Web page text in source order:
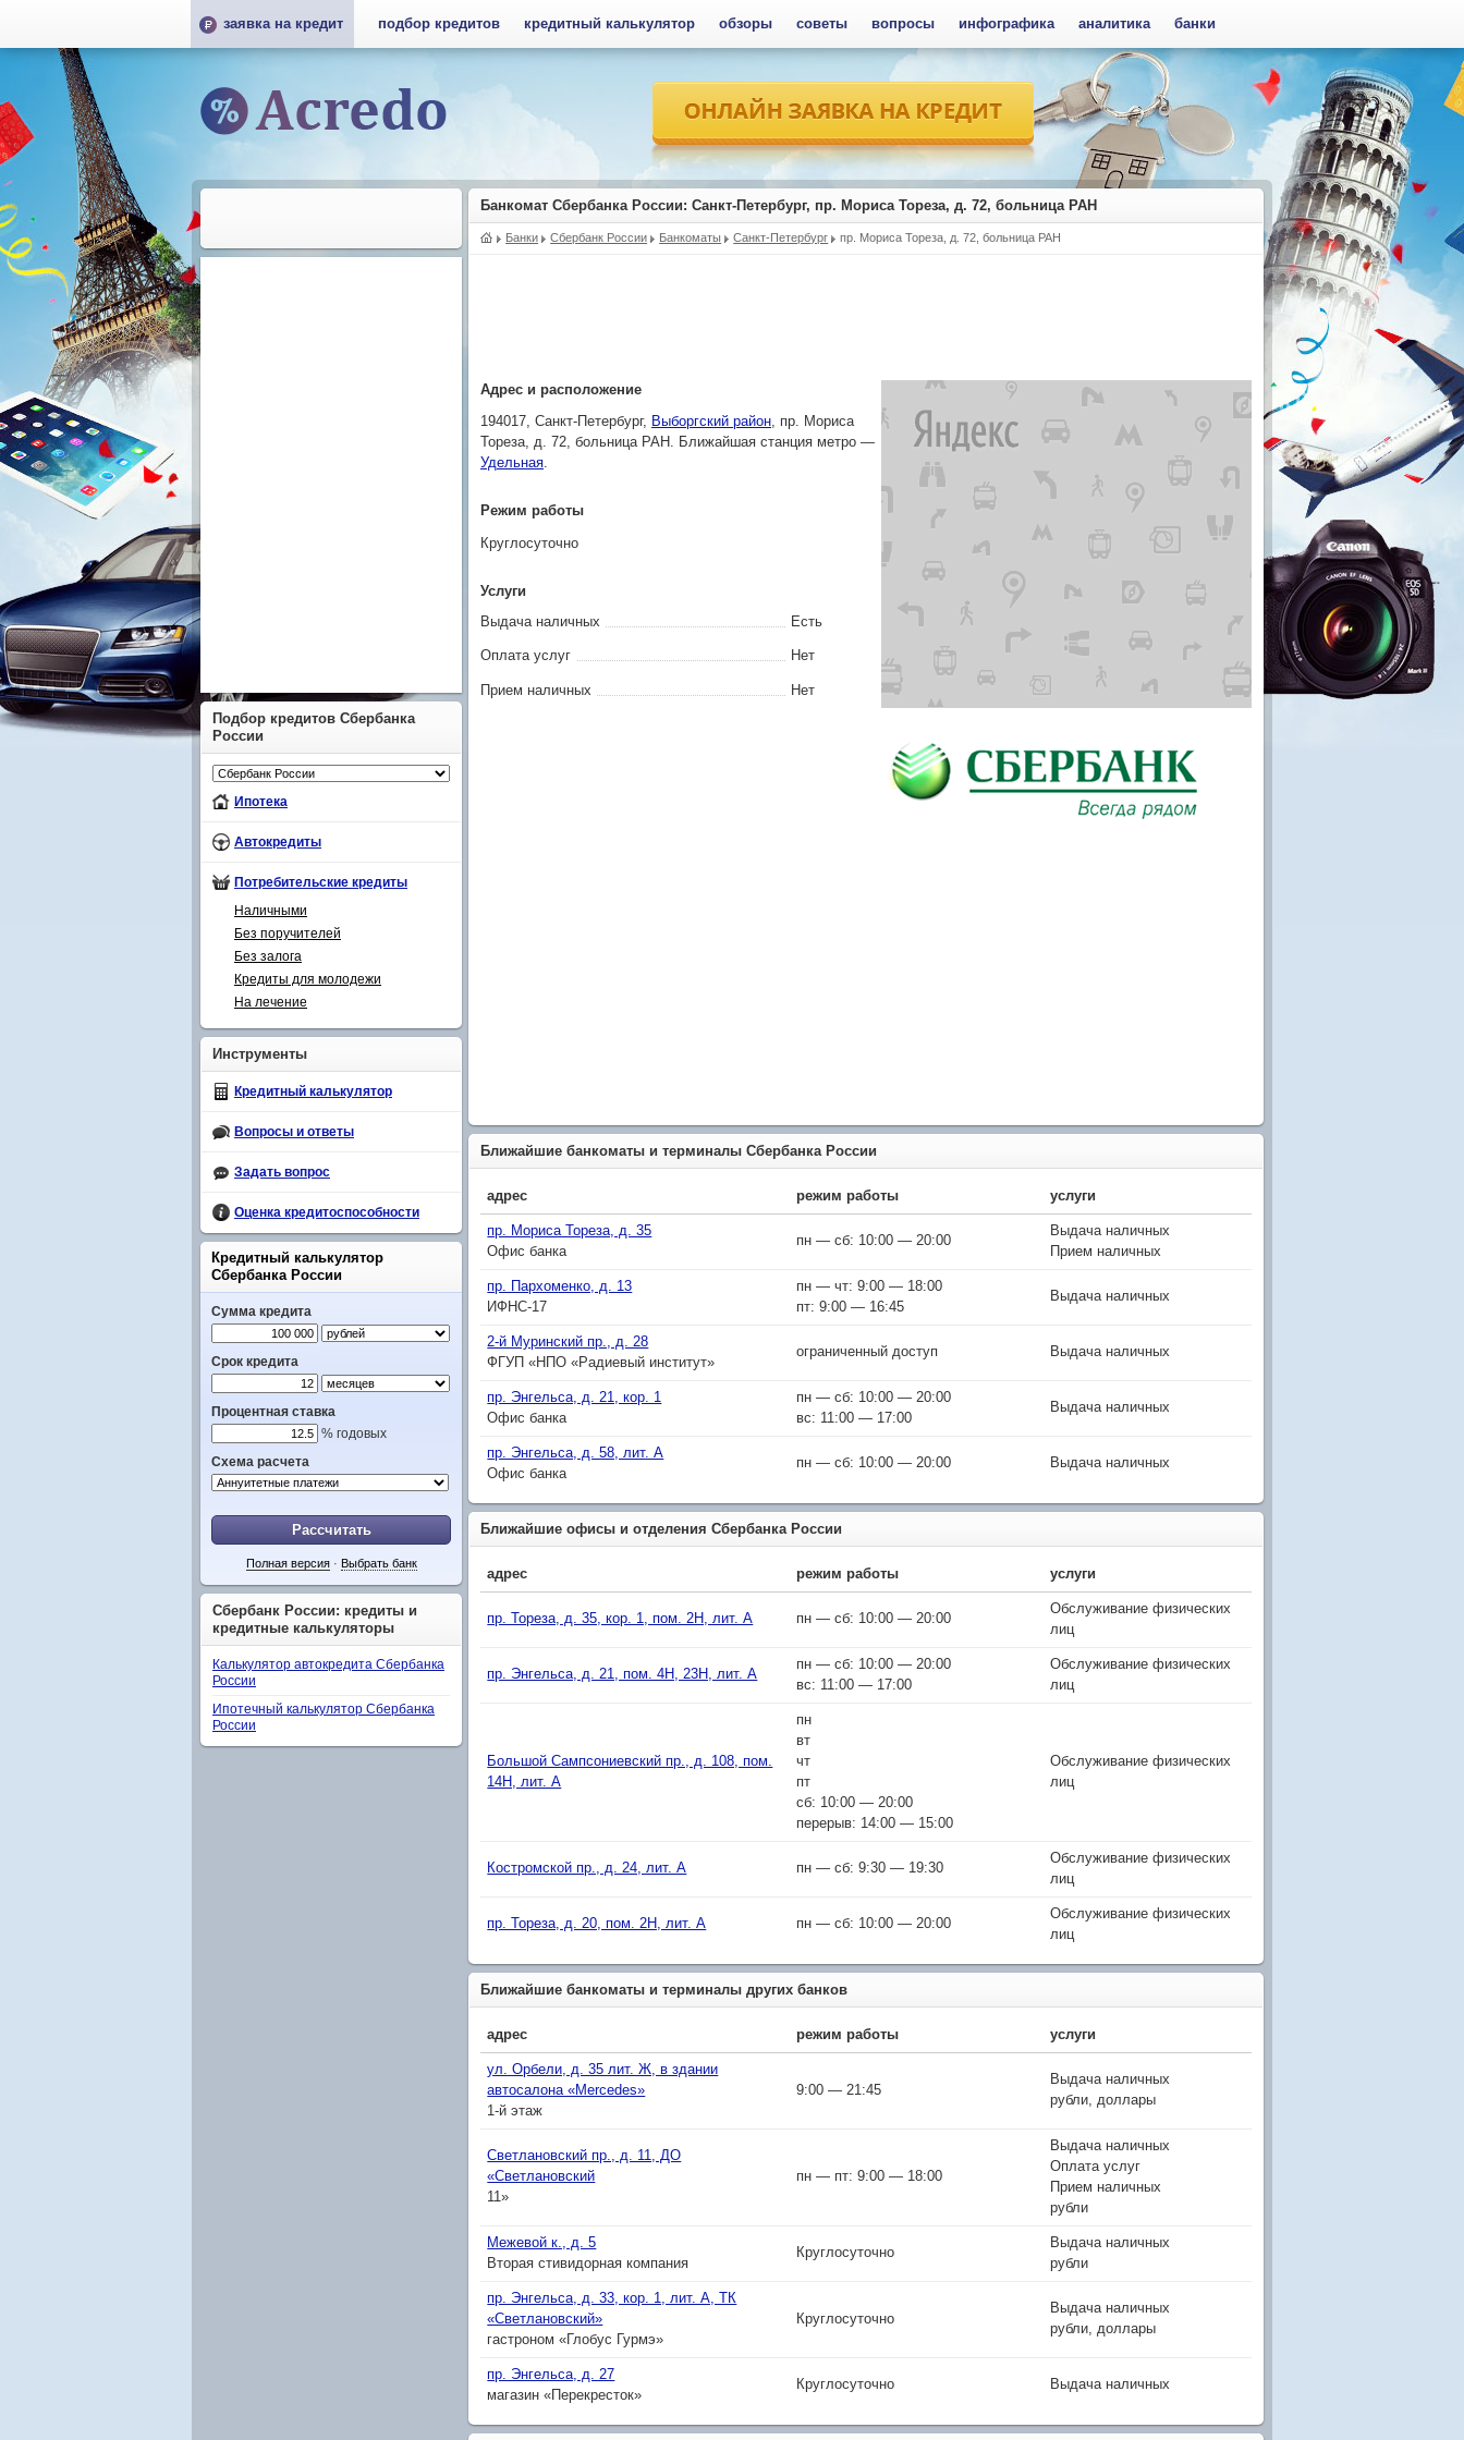
Банкомат Сбербанка России: Санкт-Петербург, пр. Мориса Тореза, д. 72, больница РАН
Банки Сбербанк России Банкоматы Санкт-Петербург пр. Мориса Тореза, д. 72, больница РАН
Адрес и расположение
194017, Санкт-Петербург, Выборгский район, пр. Мориса
Тореза, д. 72, больница РАН. Ближайшая станция метро —
Удельная.
Режим работы
Круглосуточно
Услуги
Выдача наличных
Есть
Оплата услуг Нет
Прием наличных Нет
Ближайшие банкоматы и терминалы Сбербанка России
адрес режим работы услуги
пр. Мориса Тореза, д. 35
Офис банка
пн — сб: 10:00 — 20:00
Выдача наличных
Прием наличных
пр. Пархоменко, д. 13
ИФНС-17
пн — чт: 9:00 — 18:00
пт: 9:00 — 16:45
Выдача наличных
2-й Муринский пр., д. 28
ФГУП «НПО «Радиевый институт»
ограниченный доступ Выдача наличных
пр. Энгельса, д. 21, кор. 1
Офис банка
пн — сб: 10:00 — 20:00
вс: 11:00 — 17:00
Выдача наличных
пр. Энгельса, д. 58, лит. А
Офис банка
пн — сб: 10:00 — 20:00 Выдача наличных
Ближайшие офисы и отделения Сбербанка России
адрес режим работы услуги
пр. Тореза, д. 35, кор. 1, пом. 2Н, лит. А пн — сб: 10:00 — 20:00
Обслуживание физических
лиц
пр. Энгельса, д. 21, пом. 4Н, 23Н, лит. А
пн — сб: 10:00 — 20:00
вс: 11:00 — 17:00
Обслуживание физических
лиц
Большой Сампсониевский пр., д. 108, пом.
14Н, лит. А
пн
вт
чт
пт
сб: 10:00 — 20:00
перерыв: 14:00 — 15:00
Обслуживание физических
лиц
Костромской пр., д. 24, лит. А пн — сб: 9:30 — 19:30
Обслуживание физических
лиц
пр. Тореза, д. 20, пом. 2Н, лит. А пн — сб: 10:00 — 20:00
Обслуживание физических
лиц
Ближайшие банкоматы и терминалы других банков
адрес режим работы услуги
ул. Орбели, д. 35 лит. Ж, в здании
автосалона «Mercedes»
1-й этаж
9:00 — 21:45
Выдача наличных
рубли, доллары
Светлановский пр., д. 11, ДО
«Светлановский
11»
пн — пт: 9:00 — 18:00
Выдача наличных
Оплата услуг
Прием наличных
рубли
Межевой к., д. 5
Вторая стивидорная компания
Круглосуточно
Выдача наличных
рубли
пр. Энгельса, д. 33, кор. 1, лит. А, ТК
«Светлановский»
гастроном «Глобус Гурмэ»
Круглосуточно
Выдача наличных
рубли, доллары
пр. Энгельса, д. 27
магазин «Перекресток»
Круглосуточно Выдача наличных
Подбор кредитов Сбербанка
России
Ипотека
Автокредиты
Потребительские кредиты
Наличными
Без поручителей
Без залога
Кредиты для молодежи
На лечение
Инструменты
Кредитный калькулятор
Вопросы и ответы
Задать вопрос
Оценка кредитоспособности
Кредитный калькулятор
Сбербанка России
Сумма кредита
Срок кредита
Процентная ставка
% годовых
Схема расчета
Рассчитать
Полная версия· Выбрать банк
Сбербанк России: кредиты и
кредитные калькуляторы
Калькулятор автокредита Сбербанка
России
Ипотечный калькулятор Сбербанка
России
заявка на кредит подбор кредитов кредитный калькулятор обзоры советы вопросы инфографика аналитика банки